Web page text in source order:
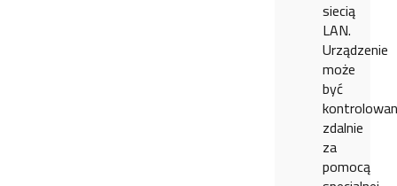
siecią
LAN.
Urządzenie
może
być
zdalnie
za
pomocą